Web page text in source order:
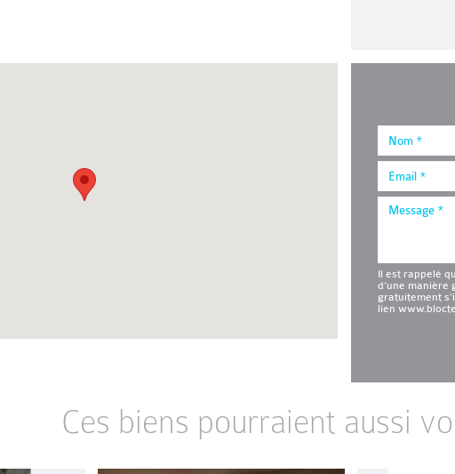
Il est rappelé
d’une manière
gratuitement
lien
Ces biens pourraient aussi